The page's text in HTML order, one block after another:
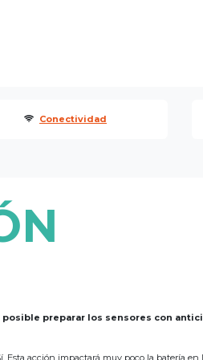
Conectividad
posible preparar los sensores con
Esta acción impactará muy poco la batería